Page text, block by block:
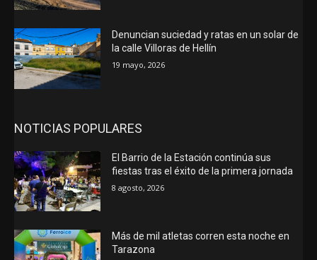
Denuncian suciedad y ratas en un solar de
la calle Villoras de Hellín
19 mayo, 2026
NOTICIAS POPULARES
El Barrio de la Estación continúa sus
fiestas tras el éxito de la primera jornada
8 agosto, 2026
Más de mil atletas corren esta noche en
Tarazona